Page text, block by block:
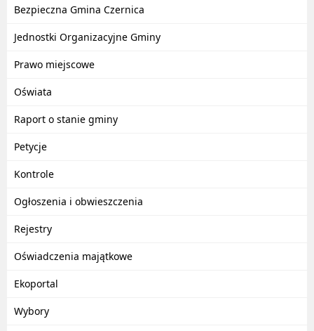
Bezpieczna Gmina Czernica
Jednostki Organizacyjne Gminy
Prawo miejscowe
Oświata
Raport o stanie gminy
Petycje
Kontrole
Ogłoszenia i obwieszczenia
Rejestry
Oświadczenia majątkowe
Ekoportal
Wybory